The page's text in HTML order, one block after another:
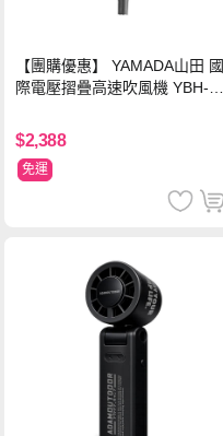
【團購優惠】 YAMADA山田 國
際電壓摺疊高速吹風機 YBH-12
$2,388
免運